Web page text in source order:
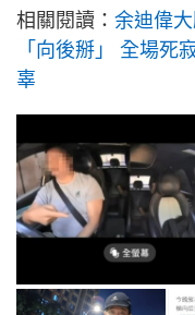
相關閱讀： 余迪偉
「向後掰」 全場死
辜